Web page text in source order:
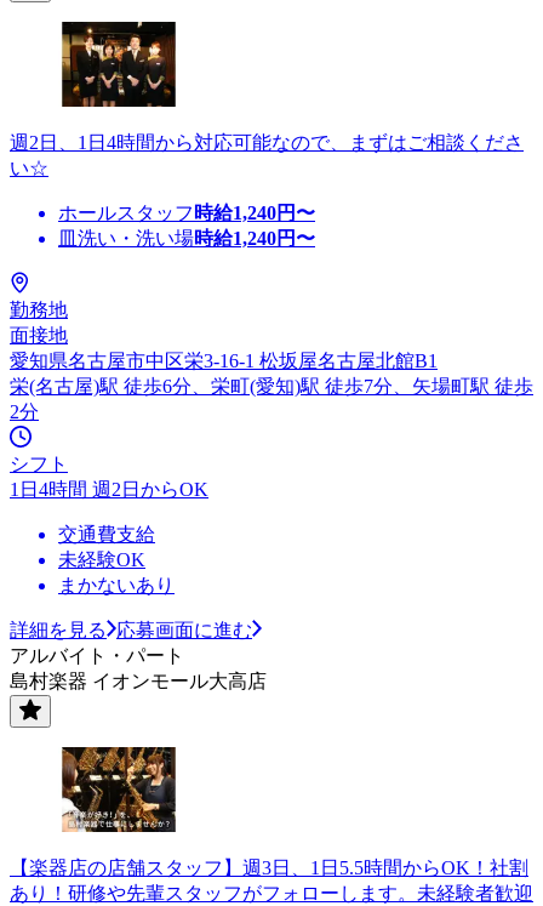
週2日、1日4時間から対応可能なので、まずはご相談くださ
い☆
ホールスタッフ 時給1,240円〜
皿洗い・洗い場時給1,240円〜
勤務地
面接地
愛知県名古屋市中区栄3-16-1 松坂屋名古屋北館B1
栄(名古屋)駅 徒歩6分、栄町(愛知)駅 徒歩7分、矢場町駅 徒歩
2分
シフト
1日4時間 週2日からOK
交通費支給
未経験OK
まかないあり
詳細を見る
応募画面に進む
アルバイト・パート
島村楽器 イオンモール大高店
【楽器店の店舗スタッフ】週3日、1日5.5時間からOK！社割
あり！研修や先輩スタッフがフォローします。未経験者歓迎